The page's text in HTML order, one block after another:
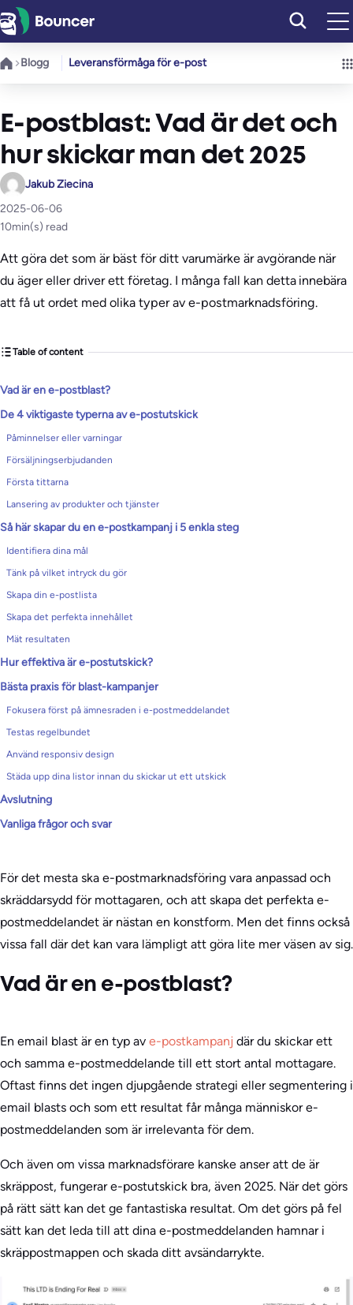
Hoppa
till
innehåll
Blogg Leveransförmåga för e-post
E-postblast: Vad är det och
hur skickar man det 2025
Jakub Ziecina
2025-06-06
10min(s) read
Att göra det som är bäst för ditt varumärke är avgörande när
du äger eller driver ett företag. I många fall kan detta innebära
att få ut ordet med olika typer av e-postmarknadsföring.
Table of content
Vad är en e-postblast?
De 4 viktigaste typerna av e-postutskick
Påminnelser eller varningar
Försäljningserbjudanden
Första tittarna
Lansering av produkter och tjänster
Så här skapar du en e-postkampanj i 5 enkla steg
Identifiera dina mål
Tänk på vilket intryck du gör
Skapa din e-postlista
Skapa det perfekta innehållet
Mät resultaten
Hur effektiva är e-postutskick?
Bästa praxis för blast-kampanjer
Fokusera först på ämnesraden i e-postmeddelandet
Testas regelbundet
Använd responsiv design
Städa upp dina listor innan du skickar ut ett utskick
Avslutning
Vanliga frågor och svar
För det mesta ska e-postmarknadsföring vara anpassad och
skräddarsydd för mottagaren, och att skapa det perfekta e-
postmeddelandet är nästan en konstform. Men det finns också
vissa fall där det kan vara lämpligt att göra lite mer väsen av sig.
Vad är en e-postblast?
En email blast är en typ av e-postkampanj där du skickar ett
och samma e-postmeddelande till ett stort antal mottagare.
Oftast finns det ingen djupgående strategi eller segmentering i
email blasts och som ett resultat får många människor e-
postmeddelanden som är irrelevanta för dem.
Och även om vissa marknadsförare kanske anser att de är
skräppost, fungerar e-postutskick bra, även 2025. När det görs
på rätt sätt kan det ge fantastiska resultat. Om det görs på fel
sätt kan det leda till att dina e-postmeddelanden hamnar i
skräppostmappen och skada ditt avsändarrykte.